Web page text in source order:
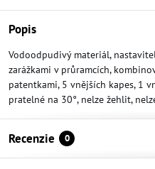
Popis
Vodoodpudivý materiál,
zarážkami v průramcích,
patentkami, 5 vnějších kapes, 1
pratelné na 30°, nelze žehlit,
Recenzie 0